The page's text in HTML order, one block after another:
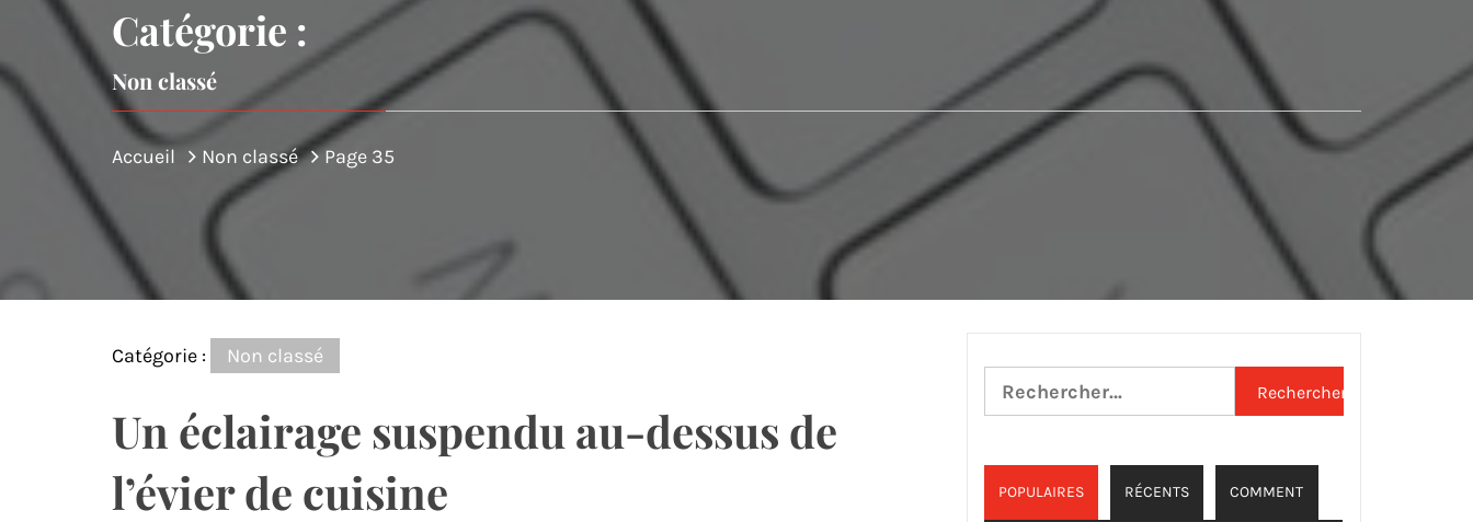
Catégorie :
Non classé
Accueil Non classé Page 35
Catégorie : Non classé
Un éclairage suspendu au-dessus de
l’évier de cuisine
Rechercher :
POPULAIRES RÉCENTS COMMENT